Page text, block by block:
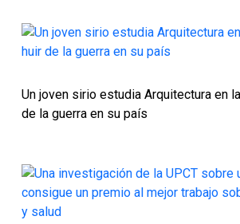
Un joven sirio estudia Arquitectura en
de la guerra en su país